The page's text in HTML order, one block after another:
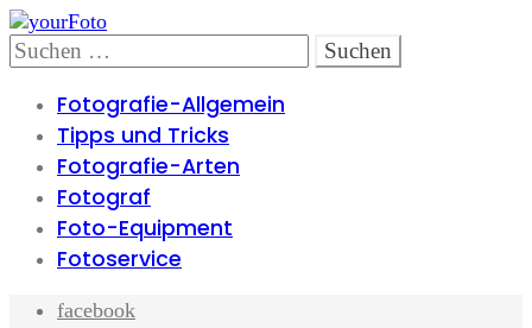
Skip
to
navigation
Skip
to
content
Search
Suchen
nach:
Fotografie-Allgemein
Tipps und Tricks
Fotografie-Arten
Fotograf
Foto-Equipment
Fotoservice
facebook